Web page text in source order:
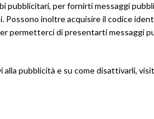
pubblicitari, per fornirti messaggi
inoltre acquisire il codice
permetterci di presentarti messaggi
pubblicità e su come disattivarli,